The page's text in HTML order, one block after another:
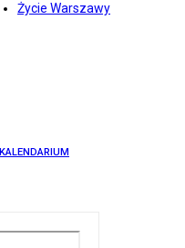
Życie Warszawy
KALENDARIUM